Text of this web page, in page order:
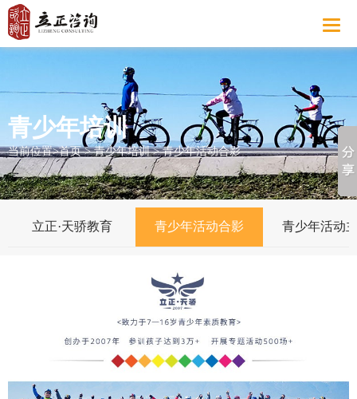
青少年培训
当前位置>首页>青少年培训>青少年活动合影
立正·天骄教育 青少年活动合影 青少年活动